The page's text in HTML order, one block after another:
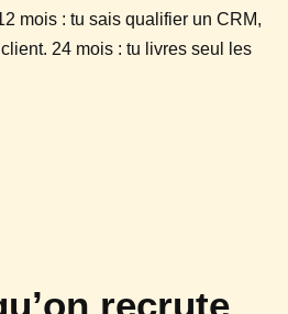
mois : tu sais qualifier un CRM,
24 mois : tu livres seul les
recrute